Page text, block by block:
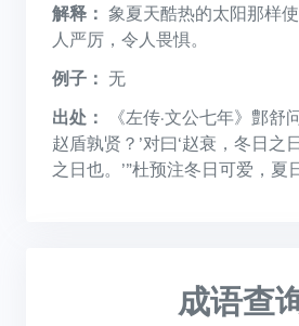
解释： 象夏天酷热的太阳那样
人严厉，令人畏惧。
例子： 无
出处：
《左传·文公七年》鄷舒
赵盾孰贤？’对曰‘赵衰，冬日之
之日也。’”杜预注冬日可爱，夏
成语查